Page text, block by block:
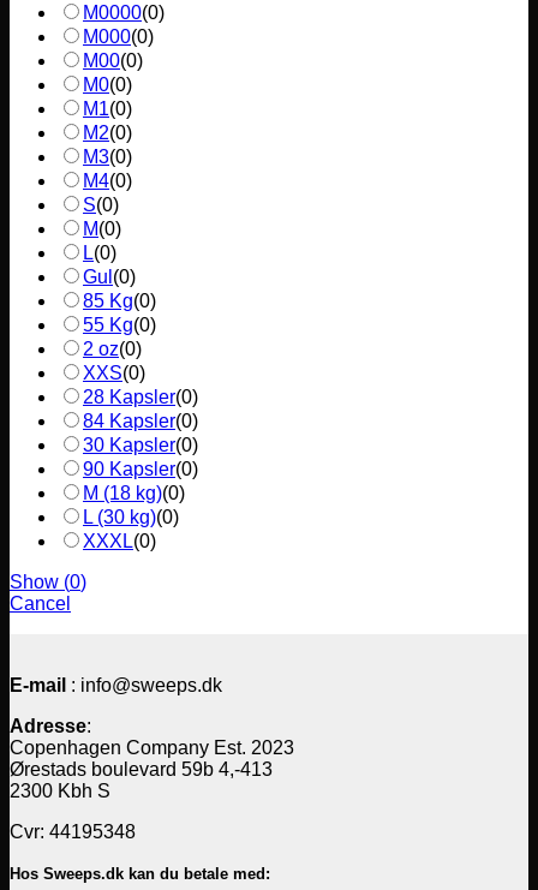
M0000(0)
M000(0)
M00(0)
M0(0)
M1(0)
M2(0)
M3(0)
M4(0)
S(0)
M(0)
L(0)
Gul (0)
85 Kg(0)
55 Kg(0)
2 oz(0)
XXS(0)
28 Kapsler(0)
84 Kapsler(0)
30 Kapsler(0)
90 Kapsler(0)
M (18 kg)(0)
L (30 kg)(0)
XXXL(0)
Show (0)
Cancel
E-mail : info@sweeps.dk
Adresse:
Copenhagen Company Est. 2023
Ørestads boulevard 59b 4,-413
2300 Kbh S
Cvr: 44195348
Hos Sweeps.dk kan du betale med: